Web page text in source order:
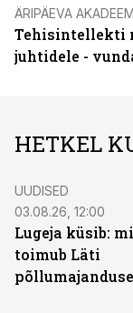
ÄRIPÄEVA
Tehisintellekti
juhtidele -
HETKEL
UUDISED
03.08.26, 12:00
Lugeja küsib:
toimub Läti